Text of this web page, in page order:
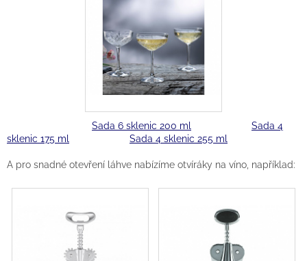
Sada 6 sklenic 200 ml
Sada 4
sklenic 175 ml
Sada 4 sklenic 255 ml
A pro snadné otevření láhve nabízíme otvíráky na víno, například: